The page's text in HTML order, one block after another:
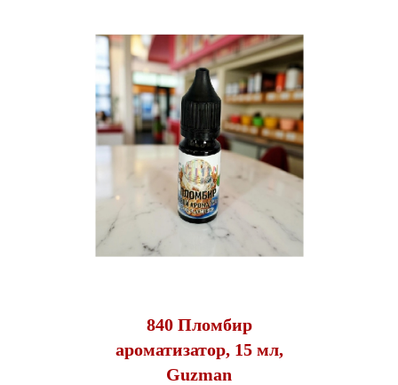
840 Пломбир
ароматизатор, 15 мл,
Guzman